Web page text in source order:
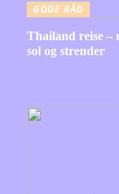
GODE RÅD
Thailand reise –
sol og strender